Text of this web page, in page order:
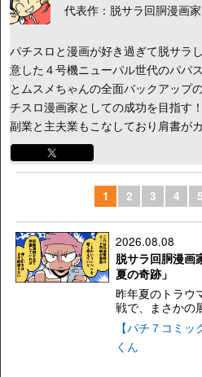
代表作：脱サラ回胴漫画
パチスロと漫画が好き過ぎて脱サラ
意した４号機ニューパル世代のパパ
とムスメちゃんの全面バックアップ
チスロ漫画家としての成功を目指す
副業と主夫業もこなしており肩書が
1 2 3 4 5
2026.08.08
脱サラ回胴漫画
夏の奇跡」
昨年夏のトラウ
戦で、まさかの
【パチ７コミ
くん